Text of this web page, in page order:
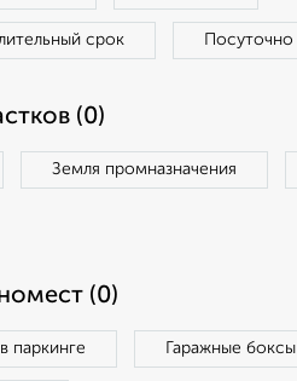
срок Посуточно
(0)
Земля промназначения
(0)
паркинге Гаражные боксы